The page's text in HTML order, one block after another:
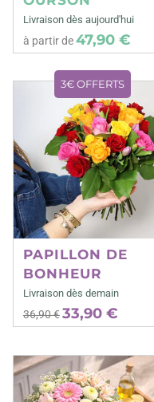
Livraison dès aujourd'hui
à partir de47,90 €
3€ OFFERTS
PAPILLON DE
BONHEUR
Livraison dès demain
36,90 €33,90 €